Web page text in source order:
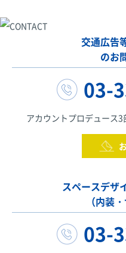
交通広告
のお
03-
アカウントプロデュース3
スペースデザ
（内装
03-